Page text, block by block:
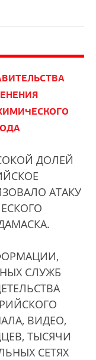
ДОЛЕЙ
АТАКУ
СЛУЖБ
ВИДЕО,
ТЫСЯЧИ
СЕТЯХ